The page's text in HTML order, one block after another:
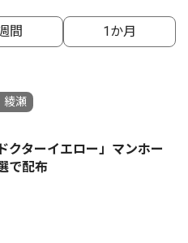
間 1か月
綾瀬
クターイエロー」マンホー
で配布